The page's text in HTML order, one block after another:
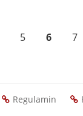
Page
5
Bieżąca
6 7
Regulamin